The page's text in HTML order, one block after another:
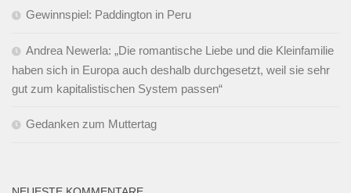
Gewinnspiel: Paddington in Peru
Andrea Newerla: „Die romantische Liebe und die Kleinfamilie
haben sich in Europa auch deshalb durchgesetzt, weil sie sehr
gut zum kapitalistischen System passen“
Gedanken zum Muttertag